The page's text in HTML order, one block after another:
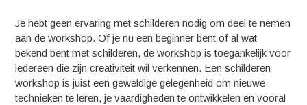
Je hebt geen ervaring met schilderen nodig om deel te nemen
aan de workshop. Of je nu een beginner bent of al wat
bekend bent met schilderen, de workshop is toegankelijk voor
iedereen die zijn creativiteit wil verkennen. Een schilderen
workshop is juist een geweldige gelegenheid om nieuwe
technieken te leren, je vaardigheden te ontwikkelen en vooral